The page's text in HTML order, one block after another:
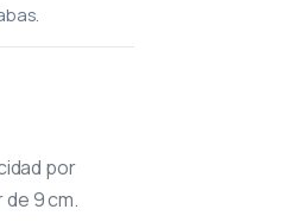
por
9 cm.